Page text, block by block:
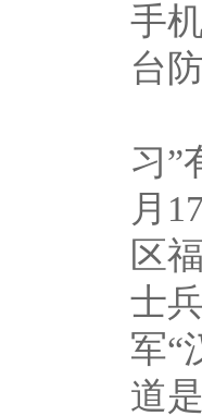
手
台
习”
月
区
士
军“
道